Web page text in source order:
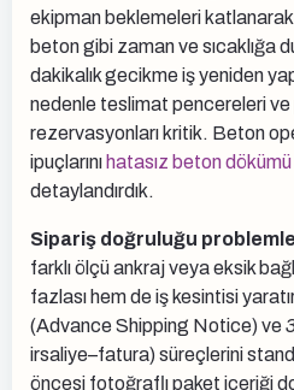
ekipman beklemeleri
beton gibi zaman ve sıcaklığa
dakikalık gecikme iş yeniden
nedenle teslimat pencereleri
rezervasyonları kritik. Beton
ipuçlarını hatasız beton
detaylandırdık.
Sipariş doğruluğu
farklı ölçü ankraj veya eksik
fazlası hem de iş kesintisi
(Advance Shipping Notice) ve
irsaliye–fatura) süreçlerini
öncesi fotoğraflı paket içeriği